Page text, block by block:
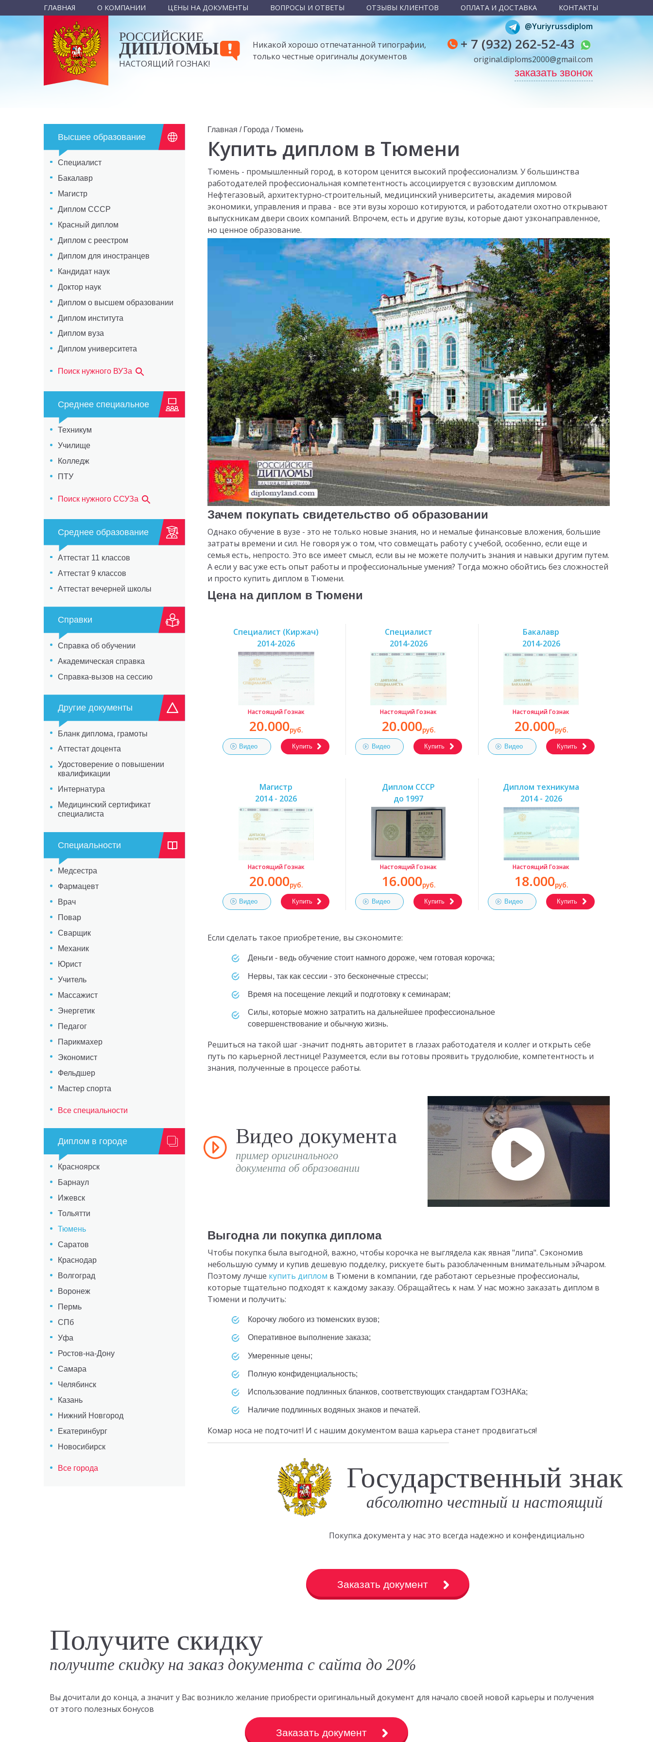
ГЛАВНАЯ О КОМПАНИИ ЦЕНЫ НА ДОКУМЕНТЫ ВОПРОСЫ И ОТВЕТЫ ОТЗЫВЫ КЛИЕНТОВ ОПЛАТА И ДОСТАВКА КОНТАКТЫ
РОССИЙСКИЕ
ДИПЛОМЫ
НАСТОЯЩИЙ ГОЗНАК!
Никакой хорошо отпечатанной типографии,
только честные оригиналы документов
@Yuriyrussdiplom
+ 7 (932) 262-52-43
original.diploms2000@gmail.com
заказать звонок
Высшее образование
Специалист
Бакалавр
Магистр
Диплом СССР
Красный диплом
Диплом с реестром
Диплом для иностранцев
Кандидат наук
Доктор наук
Диплом о высшем образовании
Диплом института
Диплом вуза
Диплом университета
Поиск нужного ВУЗа
Среднее специальное
Техникум
Училище
Колледж
ПТУ
Поиск нужного ССУЗа
Среднее образование
Аттестат 11 классов
Аттестат 9 классов
Аттестат вечерней школы
Справки
Справка об обучении
Академическая справка
Справка-вызов на сессию
Другие документы
Бланк диплома, грамоты
Аттестат доцента
Удостоверение о повышении
квалификации
Интернатура
Медицинский сертификат
специалиста
Специальности
Медсестра
Фармацевт
Врач
Повар
Сварщик
Механик
Юрист
Учитель
Массажист
Энергетик
Педагог
Парикмахер
Экономист
Фельдшер
Мастер спорта
Все специальности
Диплом в городе
Красноярск
Барнаул
Ижевск
Тольятти
Тюмень
Саратов
Краснодар
Волгоград
Воронеж
Пермь
СПб
Уфа
Ростов-на-Дону
Самара
Челябинск
Казань
Нижний Новгород
Екатеринбург
Новосибирск
Все города
Главная / Города /Тюмень
Купить диплом в Тюмени
Тюмень - промышленный город, в котором ценится высокий профессионализм. У большинства
работодателей профессиональная компетентность ассоциируется с вузовским дипломом.
Нефтегазовый, архитектурно-строительный, медицинский университеты, академия мировой
экономики, управления и права - все эти вузы хорошо котируются, и работодатели охотно открывают
выпускникам двери своих компаний. Впрочем, есть и другие вузы, которые дают узконаправленное,
но ценное образование.
Зачем покупать свидетельство об образовании
Однако обучение в вузе - это не только новые знания, но и немалые финансовые вложения, большие
затраты времени и сил. Не говоря уж о том, что совмещать работу с учебой, особенно, если еще и
семья есть, непросто. Это все имеет смысл, если вы не можете получить знания и навыки другим путем.
А если у вас уже есть опыт работы и профессиональные умения? Тогда можно обойтись без сложностей
и просто купить диплом в Тюмени.
Цена на диплом в Тюмени
Специалист (Киржач)
2014-2026
Настоящий Гознак
20.000руб.
Видео Купить
Специалист
2014-2026
Настоящий Гознак
20.000руб.
Видео Купить
Бакалавр
2014-2026
Настоящий Гознак
20.000руб.
Видео Купить
Магистр
2014 - 2026
Настоящий Гознак
20.000руб.
Видео Купить
Диплом СССР
до 1997
Настоящий Гознак
16.000руб.
Видео Купить
Диплом техникума
2014 - 2026
Настоящий Гознак
18.000руб.
Видео Купить
Если сделать такое приобретение, вы сэкономите:
деньги - ведь обучение стоит намного дороже, чем готовая корочка;
нервы, так как сессии - это бесконечные стрессы;
время на посещение лекций и подготовку к семинарам;
силы, которые можно затратить на дальнейшее профессиональное
совершенствование и обычную жизнь.
Решиться на такой шаг -значит поднять авторитет в глазах работодателя и коллег и открыть себе
путь по карьерной лестнице! Разумеется, если вы готовы проявить трудолюбие, компетентность и
знания, полученные в процессе работы.
Видео документа
пример оригинального
документа об образовании
Выгодна ли покупка диплома
Чтобы покупка была выгодной, важно, чтобы корочка не выглядела как явная "липа". Сэкономив
небольшую сумму и купив дешевую подделку, рискуете быть разоблаченным внимательным эйчаром.
Поэтому лучше купить диплом в Тюмени в компании, где работают серьезные профессионалы,
которые тщательно подходят к каждому заказу. Обращайтесь к нам. У нас можно заказать диплом в
Тюмени и получить:
корочку любого из тюменских вузов;
оперативное выполнение заказа;
умеренные цены;
полную конфиденциальность;
использование подлинных бланков, соответствующих стандартам ГОЗНАКа;
наличие подлинных водяных знаков и печатей.
Комар носа не подточит! И с нашим документом ваша карьера станет продвигаться!
Государственный знак
абсолютно честный и настоящий
Покупка документа у нас это всегда надежно и конфендициально
Заказать документ
Получите скидку
получите скидку на заказ документа с сайта до 20%
Вы дочитали до конца, а значит у Вас возникло желание приобрести оригинальный документ для начало своей новой карьеры и получения
от этого полезных бонусов
Заказать документ